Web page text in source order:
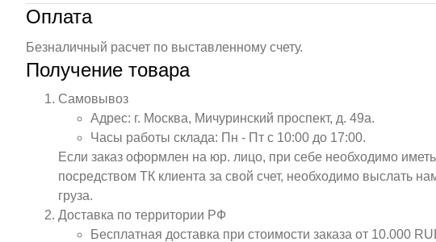
Оплата
Безналичный расчет по выставленному счету.
Получение товара
Самовывоз
Адрес: г. Москва, Мичуринский проспект, д. 49а.
Часы работы склада: Пн - Пт с 10:00 до 17:00.
Если заказ оформлен на юр. лицо, при себе необходимо
посредством ТК клиента за свой счет, необходимо выслать
груза.
Доставка по территории РФ
Бесплатная доставка при стоимости заказа от 10.000